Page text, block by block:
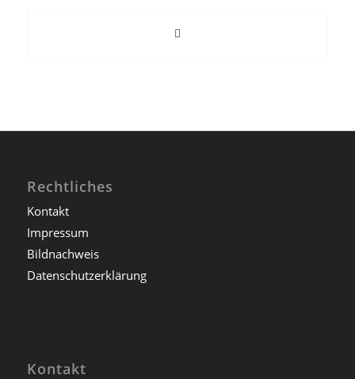
Rechtliches
Kontakt
Impressum
Bildnachweis
Datenschutzerklärung
Kontakt